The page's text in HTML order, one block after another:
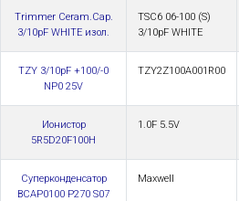
Trimmer Ceram.Cap.
3/10pF WHITE изол.
TSC6 06-100 (S)
3/10pF WHITE
TZY 3/10pF +100/-0
NP0 25V
TZY2Z100A001R00
Ионистор
5R5D20F100H
1.0F 5.5V
Суперконденсатор
BCAP0100 P270 S07
Maxwell